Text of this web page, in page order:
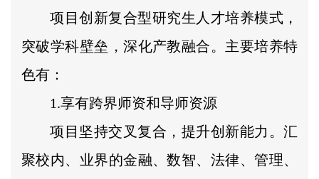
项目创新复合型研究生人才培养模式，
突破学科壁垒，深化产教融合。主要培养特
色有：
1.享有跨界师资和导师资源
项目坚持交叉复合，提升创新能力。汇
聚校内、业界的金融、数智、法律、管理、